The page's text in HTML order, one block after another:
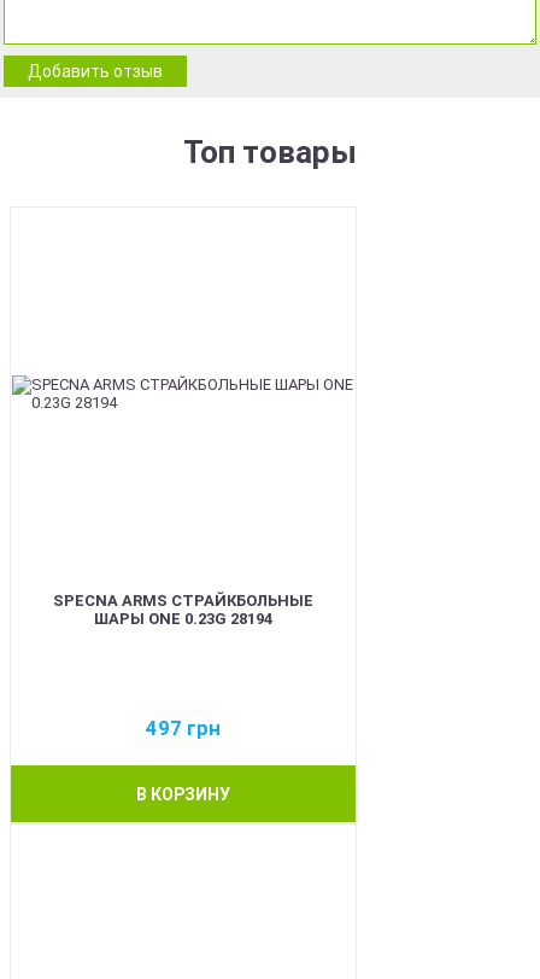
Добавить отзыв
Топ товары
SPECNA ARMS СТРАЙКБОЛЬНЫЕ
ШАРЫ ONE 0.23G 28194
497 грн
В КОРЗИНУ